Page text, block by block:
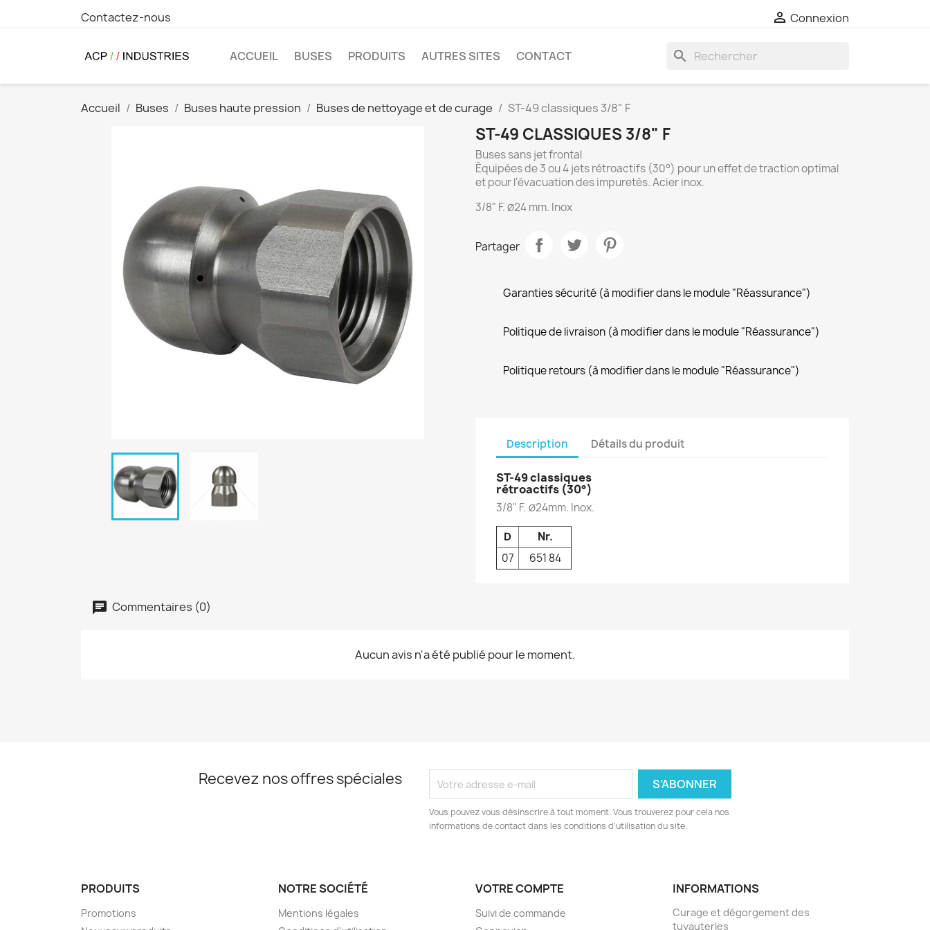
Contactez-nous  Connexion
ACCUEIL BUSES PRODUITS AUTRES SITES CONTACT search
Accueil Buses Buses haute pression Buses de nettoyage et de curage ST-49 classiques 3/8" F
ST-49 CLASSIQUES 3/8" F
Buses sans jet frontal
Équipées de 3 ou 4 jets rétroactifs (30°) pour un effet de traction optimal
et pour l'évacuation des impuretés. Acier inox.
3/8" F. Ø24 mm. Inox
Partager
Garanties sécurité (à modifier dans le module "Réassurance")
Politique de livraison (à modifier dans le module "Réassurance")
Politique retours (à modifier dans le module "Réassurance")
Description Détails du produit
ST-49 classiques
rétroactifs (30°)
3/8" F. Ø24mm. Inox.
D
Nr.
07
651 84
Commentaires (0)
Aucun avis n'a été publié pour le moment.
Recevez nos offres spéciales
Vous pouvez vous désinscrire à tout moment. Vous trouverez pour cela nos
informations de contact dans les conditions d'utilisation du site.
PRODUITS
Promotions
NOTRE SOCIÉTÉ
Mentions légales
VOTRE COMPTE
Suivi de commande
INFORMATIONS
Curage et dégorgement des
tuyauteries